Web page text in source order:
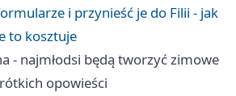
i przynieść je do Filii - jak
to kosztuje
- najmłodsi będą tworzyć zimowe
opowieści